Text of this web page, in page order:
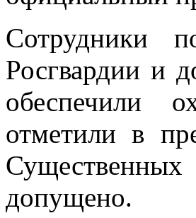
Сотрудники
Росгвардии и
обеспечили
отметили в
допущено.